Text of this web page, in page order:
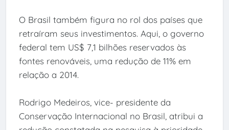
O Brasil também figura no rol dos países que
retraíram seus investimentos. Aqui, o governo
federal tem US$ 7,1 bilhões reservados às
fontes renováveis, uma redução de 11% em
relação a 2014.
Rodrigo Medeiros, vice- presidente da
Conservação Internacional no Brasil, atribui a